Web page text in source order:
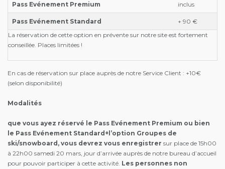
Pass Evénement Premium inclus
Pass Evénement Standard
+ 90 €
La réservation de cette option en prévente sur notre site est fortement
conseillée. Places limitées !
En cas de réservation sur place auprès de notre Service Client : +10€
(selon disponibilité)
Modalités
que vous ayez réservé le Pass Evénement Premium ou bien
le Pass Evénement Standard+l’option Groupes de
ski/snowboard, vous devrez vous enregistrer sur place de 15h00
à 22h00 samedi 20 mars, jour d’arrivée auprès de notre bureau d’accueil
pour pouvoir participer à cette activité. Les personnes non